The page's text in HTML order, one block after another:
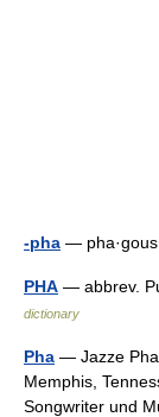
-pha —
PHA — abbrev.
dictionary
Pha — Jazze Pha
Memphis,
Songwriter und